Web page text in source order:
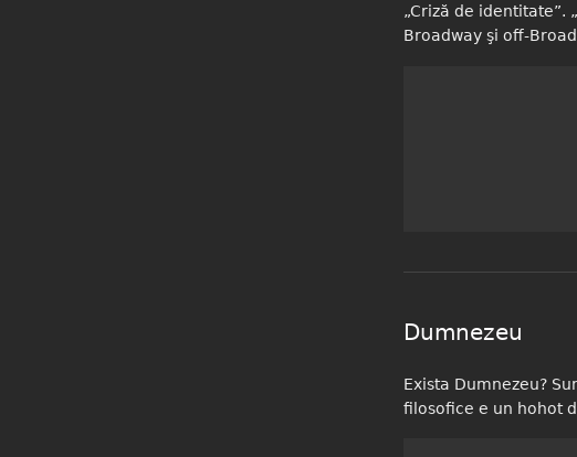
„Criză de
Broadway şi off-
Dumnezeu
Exista Dumnezeu?
filosofice e un